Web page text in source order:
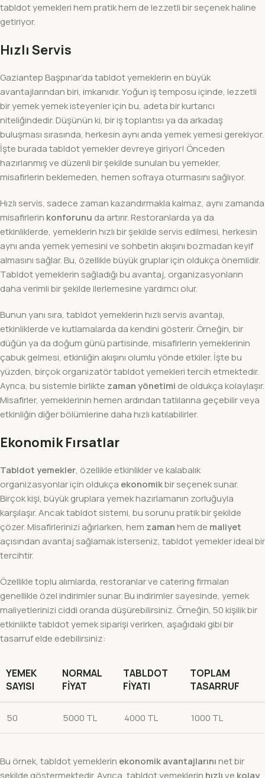
tabldot yemekleri hem pratik hem de lezzetli bir seçenek haline
getiriyor.
Hızlı Servis
Gaziantep Başpınar’da tabldot yemeklerin en büyük
avantajlarından biri, imkanıdır. Yoğun iş temposu içinde, lezzetli
bir yemek yemek isteyenler için bu, adeta bir kurtarıcı
niteliğindedir. Düşünün ki, bir iş toplantısı ya da arkadaş
buluşması sırasında, herkesin aynı anda yemek yemesi gerekiyor.
İşte burada tabldot yemekler devreye giriyor! Önceden
hazırlanmış ve düzenli bir şekilde sunulan bu yemekler,
misafirlerin beklemeden, hemen sofraya oturmasını sağlıyor.
Hızlı servis, sadece zaman kazandırmakla kalmaz, aynı zamanda
misafirlerin konforunu da artırır. Restoranlarda ya da
etkinliklerde, yemeklerin hızlı bir şekilde servis edilmesi, herkesin
aynı anda yemek yemesini ve sohbetin akışını bozmadan keyif
almasını sağlar. Bu, özellikle büyük gruplar için oldukça önemlidir.
Tabldot yemeklerin sağladığı bu avantaj, organizasyonların
daha verimli bir şekilde ilerlemesine yardımcı olur.
Bunun yanı sıra, tabldot yemeklerin hızlı servis avantajı,
etkinliklerde ve kutlamalarda da kendini gösterir. Örneğin, bir
düğün ya da doğum günü partisinde, misafirlerin yemeklerinin
çabuk gelmesi, etkinliğin akışını olumlu yönde etkiler. İşte bu
yüzden, birçok organizatör tabldot yemekleri tercih etmektedir.
Ayrıca, bu sistemle birlikte zaman yönetimi de oldukça kolaylaşır.
Misafirler, yemeklerinin hemen ardından tatlılarına geçebilir veya
etkinliğin diğer bölümlerine daha hızlı katılabilirler.
Ekonomik Fırsatlar
Tabldot yemekler, özellikle etkinlikler ve kalabalık
organizasyonlar için oldukça ekonomikbir seçenek sunar.
Birçok kişi, büyük gruplara yemek hazırlamanın zorluğuyla
karşılaşır. Ancak tabldot sistemi, bu sorunu pratik bir şekilde
çözer. Misafirlerinizi ağırlarken, hem zaman hem de maliyet
açısından avantaj sağlamak isterseniz, tabldot yemekler ideal bir
tercihtir.
Özellikle toplu alımlarda, restoranlar ve catering firmaları
genellikle özel indirimler sunar. Bu indirimler sayesinde, yemek
maliyetlerinizi ciddi oranda düşürebilirsiniz. Örneğin, 50 kişilik bir
etkinlikte tabldot yemek siparişi verirken, aşağıdaki gibi bir
tasarruf elde edebilirsiniz:
YEMEK
SAYISI
NORMAL
FIYAT
TABLDOT
FIYATI
TOPLAM
TASARRUF
50 5000 TL 4000 TL 1000 TL
Bu örnek, tabldot yemeklerin ekonomik avantajlarını net bir
şekilde göstermektedir. Ayrıca, tabldot yemeklerin hızlıve kolay